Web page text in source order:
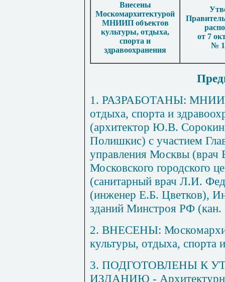
Внесены
Москомархитектурой
МНИИП объектов
культуры, отдыха,
спорта и
здравоохранения
от 7
№
1. РАЗРАБОТАНЫ: МНИИП
отдыха, спорта и
(архитектор Ю.В.
Полишкис) с участием
управления Москвы
Московского городского
(санитарный врач Л.И.
(инженер Е.Б. Цветков),
зданий Минстроя РФ
2. ВНЕСЕНЫ:
культуры, отдыха, спорта
3. ПОДГОТОВЛЕНЫ К
ИЗДАНИЮ -